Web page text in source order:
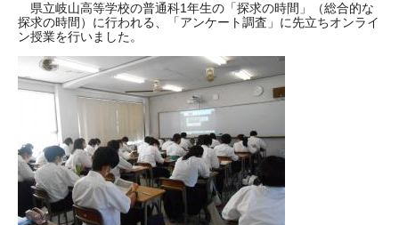
県立岐山高等学校の普通科1年生の「探求の時間」（総合的な
探求の時間）に行われる、「アンケート調査」に先立ちオンライ
ン授業を行いました。